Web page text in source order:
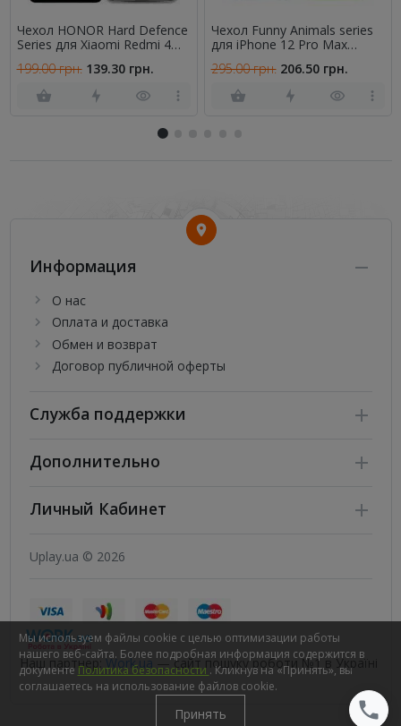
Чехол HONOR Hard Defence
Series для Xiaomi Redmi 4
199.00 грн. 139.30 грн.
Чехол Funny Animals series
для iPhone 12 Pro Max
295.00 грн. 206.50 грн.
Информация
О нас
Оплата и доставка
Обмен и возврат
Договор публичной оферты
Служба поддержки
Дополнительно
Личный Кабинет
Uplay.ua © 2026
Наш партнер:Work.ua — сайт пошуку роботи №1 в Україні
Мы используем файлы cookie с целью оптимизации работы
нашего веб-сайта. Более подробная информация содержится в
документе Политика безопасности . Кликнув на «Принять», вы
соглашаетесь на использование файлов cookie.
Принять